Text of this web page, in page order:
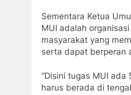
Sementara Ketua
MUI adalah
masyarakat yang
serta dapat berperan
“Disini tugas MUI
harus berada di